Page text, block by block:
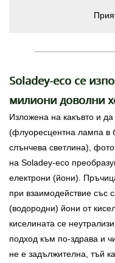
Soladey-eco се
милиони доволни
Изложена на какъвто и да
(флуоресцентна лампа в
слънчева светлина),
на Soladey-eco
електрони (йони).
при взаимодействие със
(водородни) йони от
киселината се
подход към по-здрава и
не е задължителна, тъй